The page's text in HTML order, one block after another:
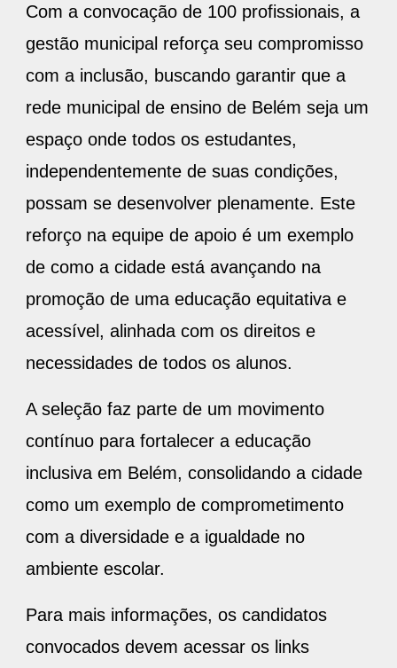
Com a convocação de 100 profissionais, a
gestão municipal reforça seu compromisso
com a inclusão, buscando garantir que a
rede municipal de ensino de Belém seja um
espaço onde todos os estudantes,
independentemente de suas condições,
possam se desenvolver plenamente. Este
reforço na equipe de apoio é um exemplo
de como a cidade está avançando na
promoção de uma educação equitativa e
acessível, alinhada com os direitos e
necessidades de todos os alunos.
A seleção faz parte de um movimento
contínuo para fortalecer a educação
inclusiva em Belém, consolidando a cidade
como um exemplo de comprometimento
com a diversidade e a igualdade no
ambiente escolar.
Para mais informações, os candidatos
convocados devem acessar os links